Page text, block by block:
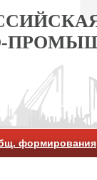
формирования